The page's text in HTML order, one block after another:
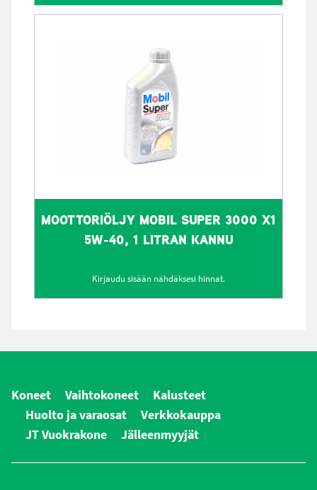
MOOTTORIÖLJY MOBIL SUPER 3000 X1
5W-40, 1 LITRAN KANNU
Kirjaudu sisään nähdäksesi hinnat.
Koneet Vaihtokoneet
Kalusteet
Huolto ja varaosat
Verkkokauppa
JT Vuokrakone
Jälleenmyyjät